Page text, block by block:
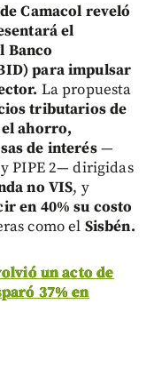
Camacol reveló
el
Banco
para impulsar
La propuesta
tributarios de
ahorro,
de interés—
PIPE 2— dirigidas
no VIS, y
en 40% su costo
como el Sisbén.
un acto de
37% en